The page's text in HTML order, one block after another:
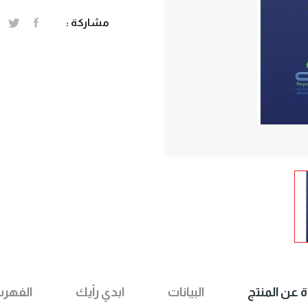
مشاركة :
عن المنتج البيانات ابدي رأيك